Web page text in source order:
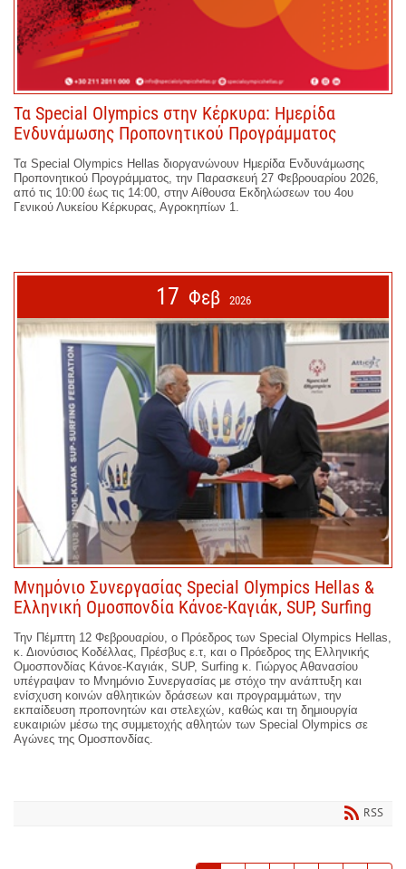
Τα Special Olympics στην Κέρκυρα: Ημερίδα
Ενδυνάμωσης Προπονητικού Προγράμματος
Τα Special Olympics Hellas διοργανώνουν Ημερίδα Ενδυνάμωσης
Προπονητικού Προγράμματος, την Παρασκευή 27 Φεβρουαρίου 2026,
από τις 10:00 έως τις 14:00, στην Αίθουσα Εκδηλώσεων του 4ου
Γενικού Λυκείου Κέρκυρας, Αγροκηπίων 1.
17 Φεβ 2026
Μνημόνιο Συνεργασίας Special Olympics Hellas &
Ελληνική Ομοσπονδία Κάνοε-Καγιάκ, SUP, Surfing
Την Πέμπτη 12 Φεβρουαρίου, ο Πρόεδρος των Special Olympics Hellas,
κ. Διονύσιος Κοδέλλας, Πρέσβυς ε.τ, και ο Πρόεδρος της Ελληνικής
Ομοσπονδίας Κάνοε-Καγιάκ, SUP, Surfing κ. Γιώργος Αθανασίου
υπέγραψαν το Μνημόνιο Συνεργασίας με στόχο την ανάπτυξη και
ενίσχυση κοινών αθλητικών δράσεων και προγραμμάτων, την
εκπαίδευση προπονητών και στελεχών, καθώς και τη δημιουργία
ευκαιριών μέσω της συμμετοχής αθλητών των Special Olympics σε
Αγώνες της Ομοσπονδίας.
RSS